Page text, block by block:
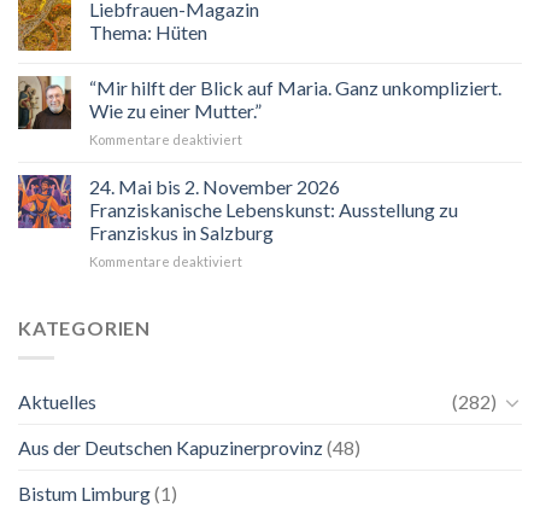
Liebfrauen-Magazin
Thema: Hüten
“Mir hilft der Blick auf Maria. Ganz unkompliziert.
Wie zu einer Mutter.”
Kommentare deaktiviertfür
hilft
Blick
auf
Maria.
24. Mai bis 2. November 2026
Franziskanische Lebenskunst: Ausstellung zu
Franziskus in Salzburg
Kommentare deaktiviertfür
Ausstellung
KATEGORIEN
Aktuelles
(282)
Aus der Deutschen Kapuzinerprovinz(48)
Bistum Limburg(1)